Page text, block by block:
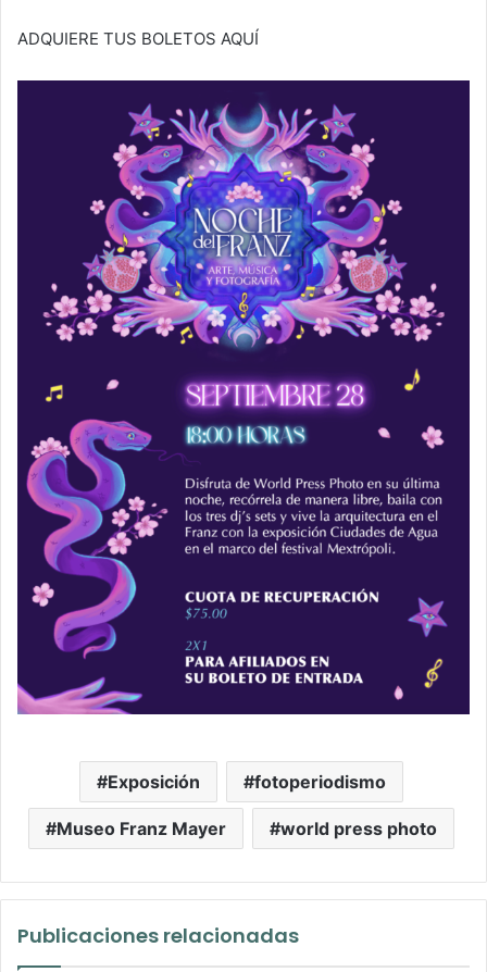
ADQUIERE TUS BOLETOS AQUÍ
Exposición fotoperiodismo
Museo Franz Mayer world press photo
Publicaciones relacionadas